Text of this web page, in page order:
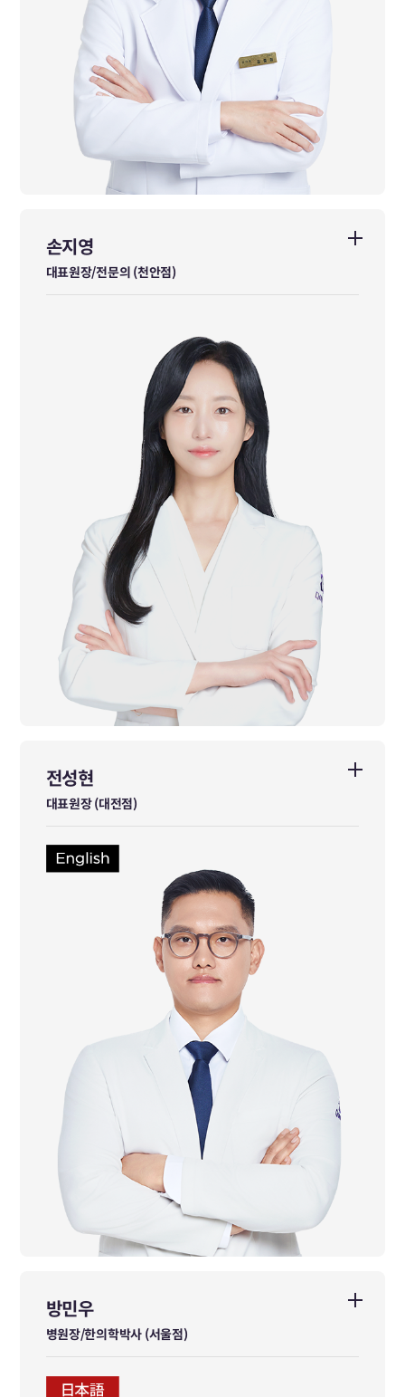
손지영
대표원장/전문의 (천안점)
손지영
대표원장/전문의 (천안점)
경희대학교 한의학과 수석입학/차석졸업
경희대학교 한방병원 한방내과 전문의
경희대학교 임상한의학과 석사
Kepa 국제필라테스 지도자 자격 취득
한국대학사격연맹 부회장
前 경희미려한의원 비만, 피부 진료원장
前 소람한방병원 여성암 진료원장
前 미올한의원 진료원장
前 광동한방병원 여성센터 & 면역센터 진료원장
前 면력한방병원 진료원장
前 도반한방병원 진료원장
前 다이트한의원 서울점 진료원장
전성현
대표원장 (대전점)
전성현
대표원장 (대전점)
동국대학교 한의과대학 졸업
前순천시 낙안보건지소 한의과장
前장성요양병원 한의과장
前다이트한의원 부산점 진료원장
前다이트한의원 본점 수석원장
방민우
병원장/한의학박사 (서울점)
방민우
병원장/한의학박사 (서울점)